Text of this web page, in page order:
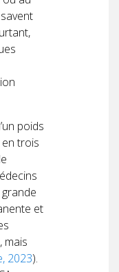
poids
trois
et
mais
2023).